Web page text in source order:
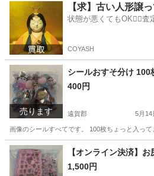
その他 キティちゃん
【求】古い人形譲
状態が悪くてもOK🙆‍♀️査
COYASH
売ります
シールおすそ分け 100
400円
遠賀郡 5月14
画像のシールすべてです。 100枚ちょっと入っ
福岡 遠賀郡 その他 種類
【オンライン決済】
1,500円